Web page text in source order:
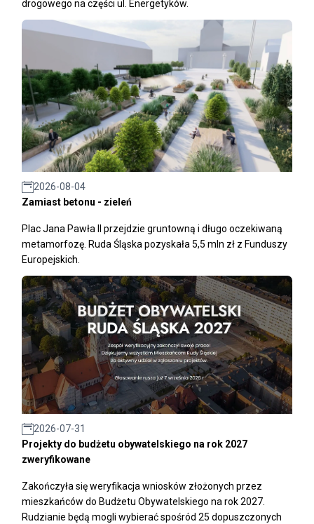
drogowego na części ul. Energetyków.
2026-08-04
Zamiast betonu - zieleń
Plac Jana Pawła II przejdzie gruntowną i długo oczekiwaną
metamorfozę. Ruda Śląska pozyskała 5,5 mln zł z Funduszy
Europejskich.
2026-07-31
Projekty do budżetu obywatelskiego na rok 2027
zweryfikowane
Zakończyła się weryfikacja wniosków złożonych przez
mieszkańców do Budżetu Obywatelskiego na rok 2027.
Rudzianie będą mogli wybierać spośród 25 dopuszczonych